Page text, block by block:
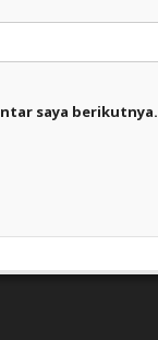
saya berikutnya.